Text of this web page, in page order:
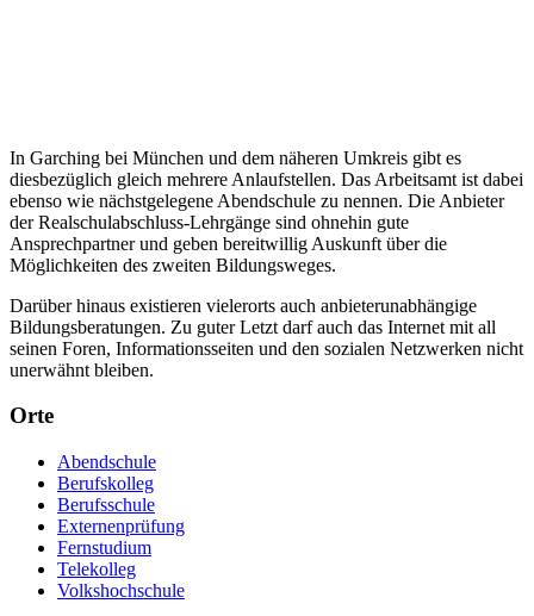
In Garching bei München und dem näheren Umkreis gibt es
diesbezüglich gleich mehrere Anlaufstellen. Das Arbeitsamt ist dabei
ebenso wie nächstgelegene Abendschule zu nennen. Die Anbieter
der Realschulabschluss-Lehrgänge sind ohnehin gute
Ansprechpartner und geben bereitwillig Auskunft über die
Möglichkeiten des zweiten Bildungsweges.
Darüber hinaus existieren vielerorts auch anbieterunabhängige
Bildungsberatungen. Zu guter Letzt darf auch das Internet mit all
seinen Foren, Informationsseiten und den sozialen Netzwerken nicht
unerwähnt bleiben.
Orte
Abendschule
Berufskolleg
Berufsschule
Externenprüfung
Fernstudium
Telekolleg
Volkshochschule